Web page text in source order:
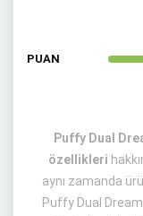
PUAN
Puffy Dual
özellikleri
aynı zamanda
Puffy Dual